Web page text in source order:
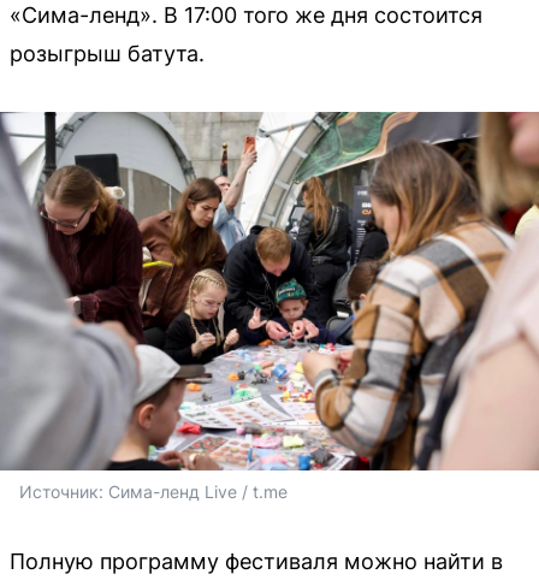
«Сима-ленд». В 17:00 того же дня состоится
розыгрыш батута.
Источник: Сима-ленд Live / t.me
Полную программу фестиваля можно найти в